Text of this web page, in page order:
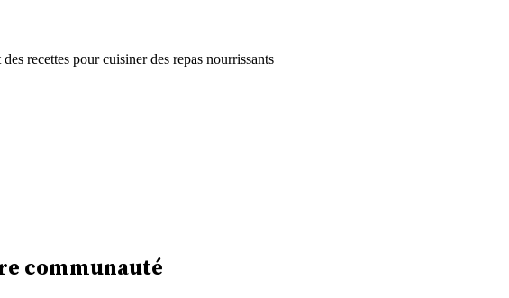
recettes pour cuisiner des repas nourrissants
communauté